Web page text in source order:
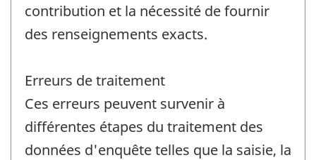
contribution et la nécessité de fournir
des renseignements exacts.
Erreurs de traitement
Ces erreurs peuvent survenir à
différentes étapes du traitement des
données d'enquête telles que la saisie, la